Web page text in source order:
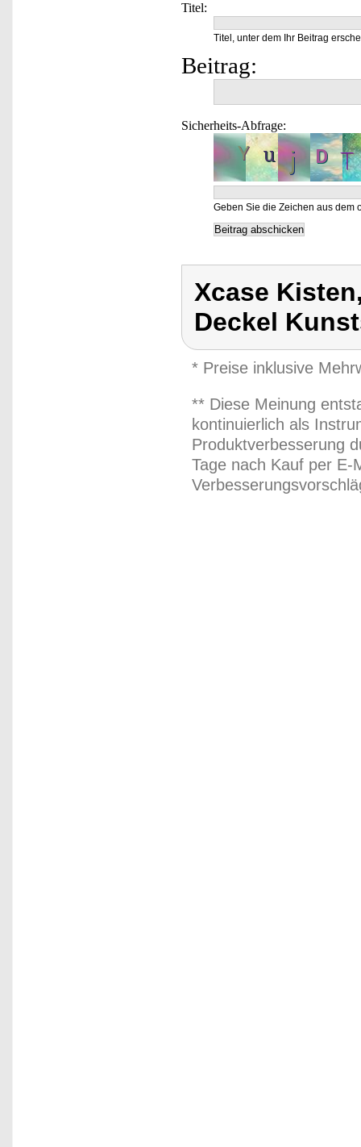
Titel:
Titel, unter dem Ihr Beitrag
Beitrag:
Sicherheits-Abfrage:
Geben Sie die Zeichen aus dem
Xcase
Deckel
* Preise inklusive
** Diese Meinung
kontinuierlich als
Produktverbesserung
Tage nach Kauf per E-